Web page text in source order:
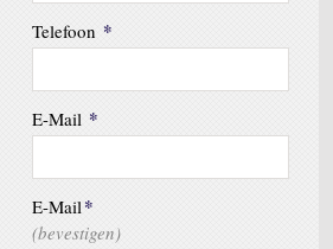
Telefoon *
E-Mail *
E-Mail*
(bevestigen)